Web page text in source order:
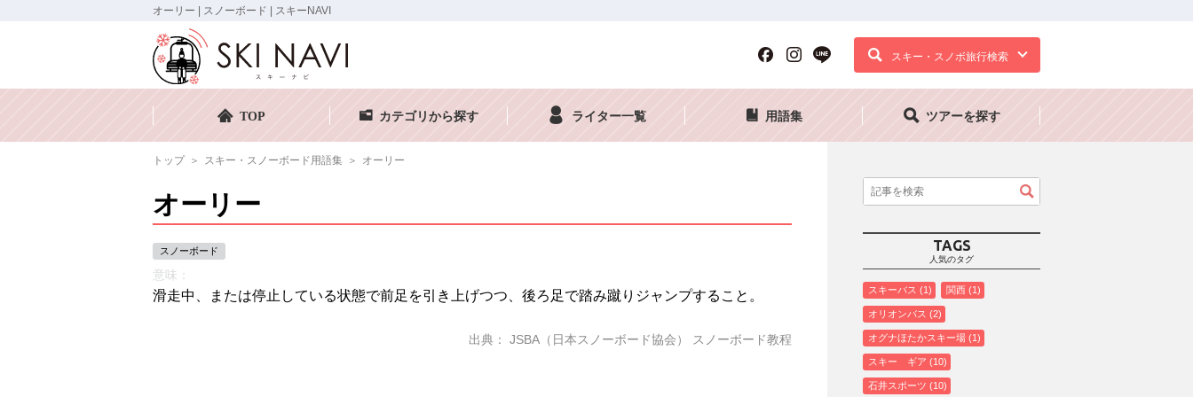
オーリー | スノーボード | スキーNAVI
スキー・スノボ旅行検索
TOP カテゴリから探す ライター一覧 用語集 ツアーを探す
トップ スキー・スノーボード用語集 オーリー
オーリー
スノーボード
意味：
滑走中、または停止している状態で前足を引き上げつつ、後ろ足で踏み蹴りジャンプすること。
出典： JSBA（日本スノーボード協会） スノーボード教程
TAGS
人気のタグ
スキーバス 1 関西 1
オリオンバス 2
オグナほたかスキー場 1
スキー ギア 10
石井スポーツ 10